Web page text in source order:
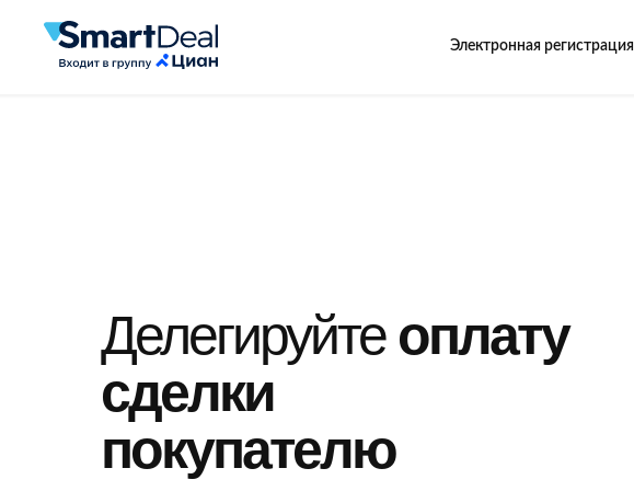
Электронная регистрация
Делегируйте оплату
сделки
покупателю